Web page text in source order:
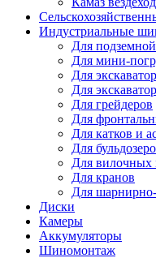
Индустриальные
Для
Для мини-
Для
Для
Для грейдеров
Для
Для катков и
Для
Для вилочных
Для кранов
Для шарнирно-
Диски
Камеры
Аккумуляторы
Шиномонтаж